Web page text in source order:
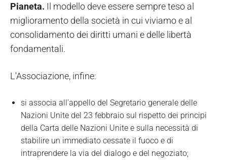
Pianeta. Il modello deve essere sempre teso al
miglioramento della società in cui viviamo e al
consolidamento dei diritti umani e delle libertà
fondamentali.
L'Associazione, infine:
si associa all’appello del Segretario generale delle
Nazioni Unite del 23 febbraio sul rispetto dei principi
della Carta delle Nazioni Unite e sulla necessità di
stabilire un immediato cessate il fuoco e di
intraprendere la via del dialogo e del negoziato;